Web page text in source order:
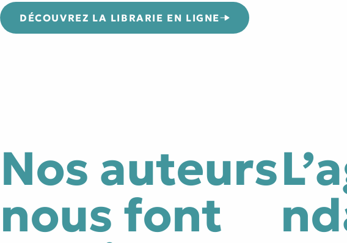
DÉCOUVREZ LA LIBRARIE EN LIGNE
Nos auteurs
nous font